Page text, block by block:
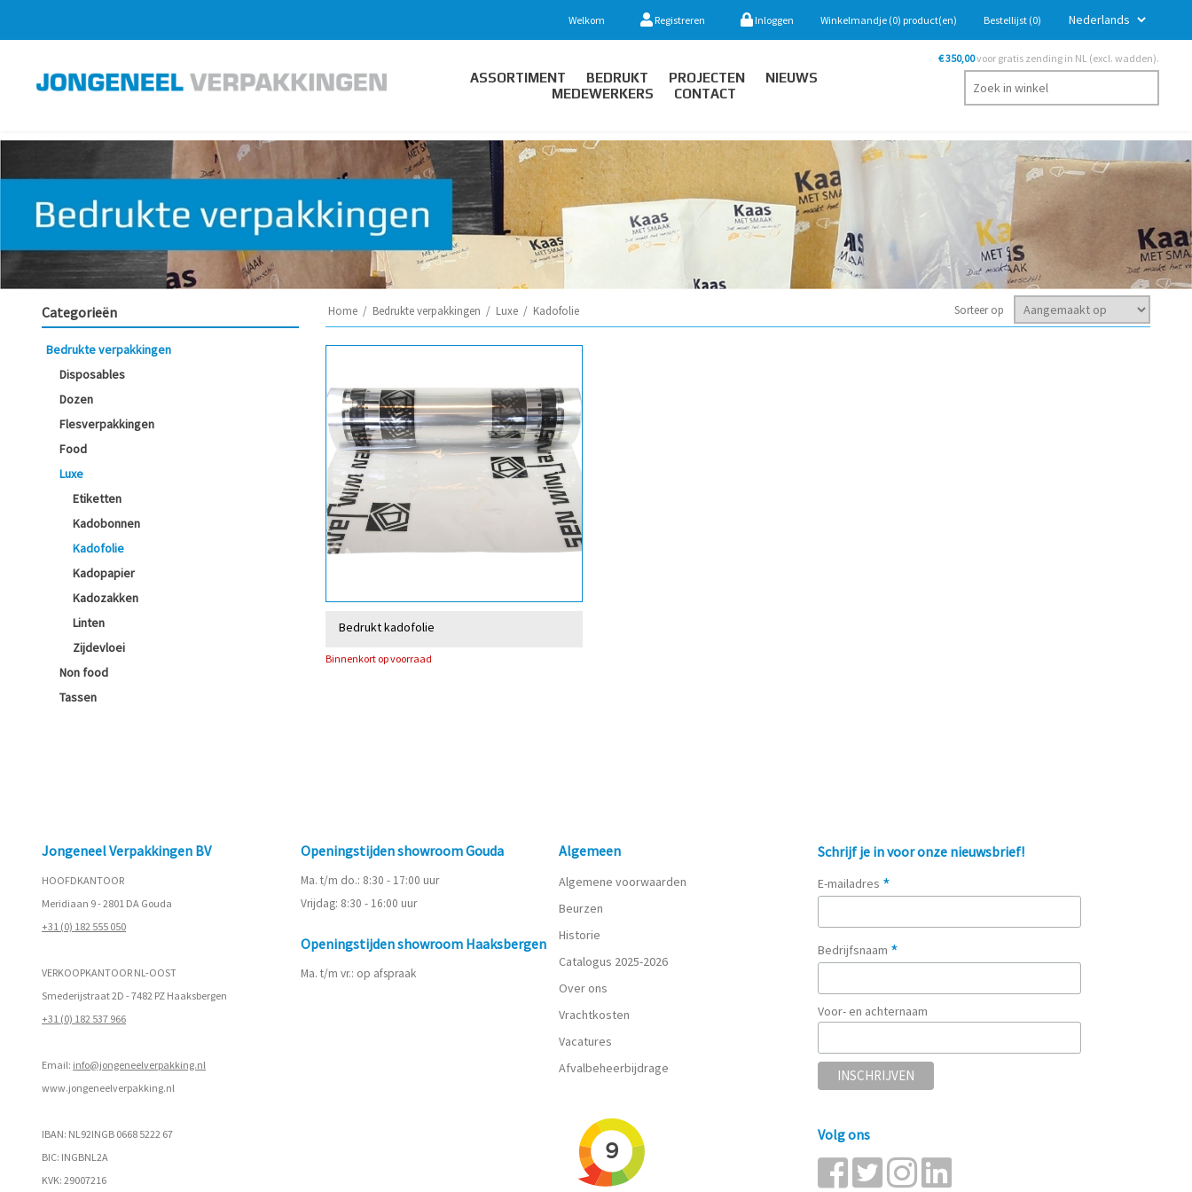
Welkom Registreren Inloggen Winkelmandje (0) product(en) Bestellijst (0)
ASSORTIMENT BEDRUKT PROJECTEN
NIEUWS
MEDEWERKERS
CONTACT
€ 350,00voor gratis zending in NL (excl. wadden).
Categorieën
Bedrukte verpakkingen
Disposables
Dozen
Flesverpakkingen
Food
Luxe
Etiketten
Kadobonnen
Kadofolie
Kadopapier
Kadozakken
Linten
Zijdevloei
Non food
Tassen
Home / Bedrukte verpakkingen / Luxe / Kadofolie Sorteer op
Bedrukt kadofolie
Binnenkort op voorraad
Jongeneel Verpakkingen BV
HOOFDKANTOOR
Meridiaan 9 - 2801 DA Gouda
+31 (0) 182 555 050
VERKOOPKANTOOR NL-OOST
Smederijstraat 2D - 7482 PZ Haaksbergen
+31 (0) 182 537 966
Email: info@jongeneelverpakking.nl
www.jongeneelverpakking.nl
IBAN: NL92INGB 0668 5222 67
BIC: INGBNL2A
KVK: 29007216
Openingstijden showroom Gouda
Ma. t/m do.: 8:30 - 17:00 uur
Vrijdag: 8:30 - 16:00 uur
Openingstijden showroom Haaksbergen
Ma. t/m vr.: op afspraak
Algemeen
Algemene voorwaarden
Beurzen
Historie
Catalogus 2025-2026
Over ons
Vrachtkosten
Vacatures
Afvalbeheerbijdrage
Schrijf je in voor onze nieuwsbrief!
E-mailadres *
Bedrijfsnaam *
Voor- en achternaam
Volg ons